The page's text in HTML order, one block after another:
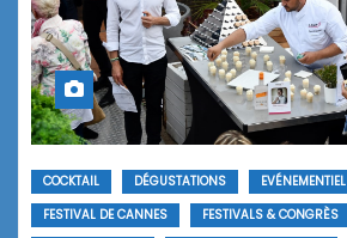
COCKTAIL DÉGUSTATIONS
EVÉNEMENTIEL
FESTIVAL DE CANNES
FESTIVALS & CONGRÈS